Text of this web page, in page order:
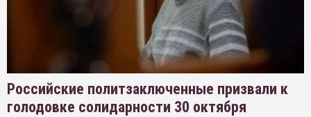
Российские политзаключенные призвали к
голодовке солидарности 30 октября